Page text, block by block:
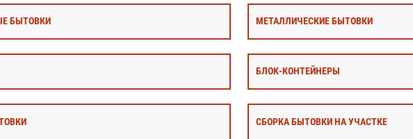
БЫТОВКИ МЕТАЛЛИЧЕСКИЕ БЫТОВКИ
БЛОК-КОНТЕЙНЕРЫ
СБОРКА БЫТОВКИ НА УЧАСТКЕ